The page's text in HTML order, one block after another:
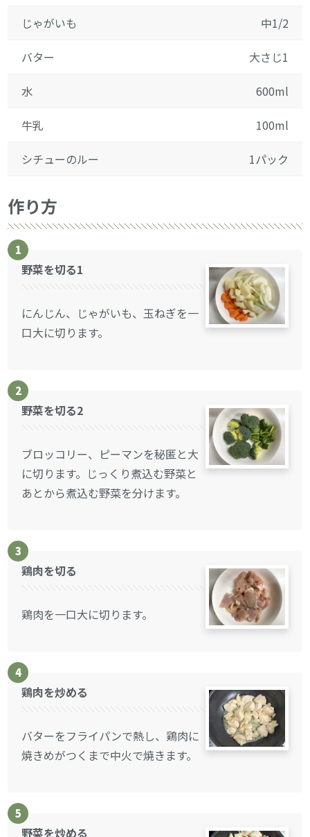
じゃがいも 中1/2
バター 大さじ1
水 600ml
牛乳 100ml
シチューのルー 1パック
作り方
1
野菜を切る1
にんじん、じゃがいも、玉ねぎを一
口大に切ります。
2
野菜を切る2
ブロッコリー、ピーマンを秘匿と大
に切ります。じっくり煮込む野菜と
あとから煮込む野菜を分けます。
3
鶏肉を切る
鶏肉を一口大に切ります。
4
鶏肉を炒める
バターをフライパンで熱し、鶏肉に
焼きめがつくまで中火で焼きます。
5
野菜を炒める